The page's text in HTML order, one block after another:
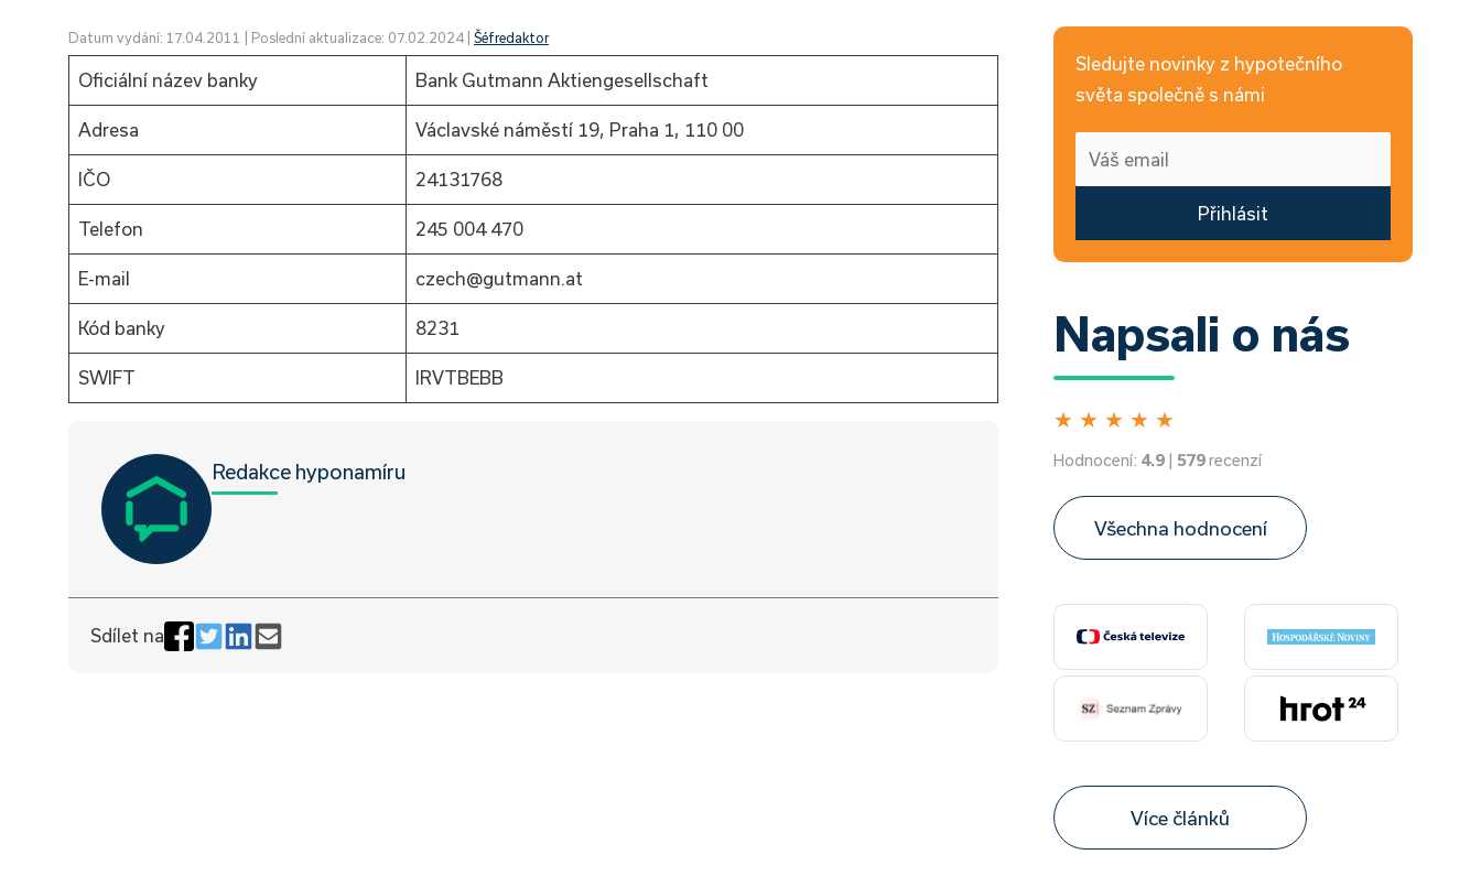
Datum vydání: 17.04.2011 | Poslední aktualizace: 07.02.2024 | Šéfredaktor
Oficiální název banky Bank Gutmann Aktiengesellschaft
Adresa Václavské náměstí 19, Praha 1, 110 00
IČO 24131768
Telefon 245 004 470
E-mail czech@gutmann.at
Kód banky 8231
SWIFT IRVTBEBB
Redakce hyponamíru
Sdílet na
Sledujte novinky z hypotečního
světa společně s námi
Přihlásit
Napsali o nás
★ ★ ★ ★ ★
Hodnocení: 4.9 | 579recenzí
Všechna hodnocení
Více článků